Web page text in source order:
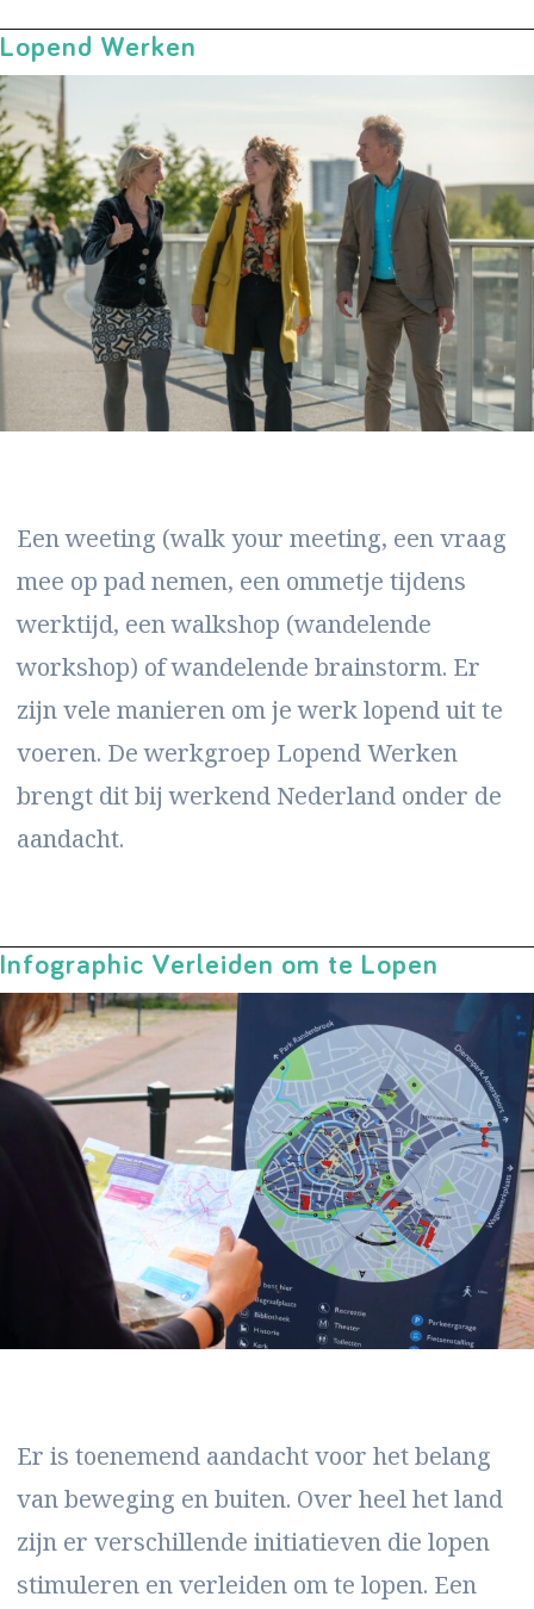
Lopend Werken
Een weeting (walk your meeting, een vraag
mee op pad nemen, een ommetje tijdens
werktijd, een walkshop (wandelende
workshop) of wandelende brainstorm. Er
zijn vele manieren om je werk lopend uit te
voeren. De werkgroep Lopend Werken
brengt dit bij werkend Nederland onder de
aandacht.
Infographic Verleiden om te Lopen
Er is toenemend aandacht voor het belang
van beweging en buiten. Over heel het land
zijn er verschillende initiatieven die lopen
stimuleren en verleiden om te lopen. Een